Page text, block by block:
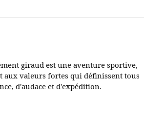
giraud est une aventure sportive,
aux valeurs fortes qui définissent tous
d'audace et d'expédition.